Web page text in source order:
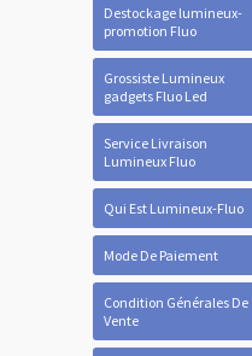
Destockage lumineux-
promotion Fluo
Grossiste Lumineux
gadgets Fluo Led
Service Livraison
Lumineux Fluo
Qui Est Lumineux-Fluo
Mode De Paiement
Condition Générales De
Vente